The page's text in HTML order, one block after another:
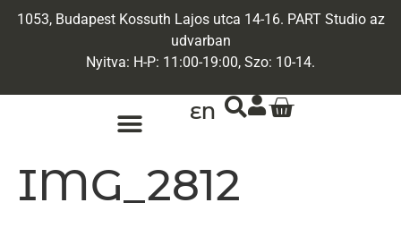
1053, Budapest Kossuth Lajos utca 14-16. PART Studio az
udvarban
Nyitva: H-P: 11:00-19:00, Szo: 10-14.
EN
IMG_2812